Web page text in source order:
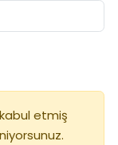
kabul etmiş